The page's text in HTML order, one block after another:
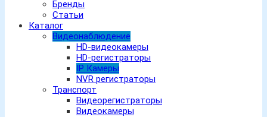
Бренды
Статьи
Каталог
Видеонаблюдение
HD-видеокамеры
HD-регистраторы
IP Камеры
NVR регистраторы
Транспорт
Видеорегистраторы
Видеокамеры